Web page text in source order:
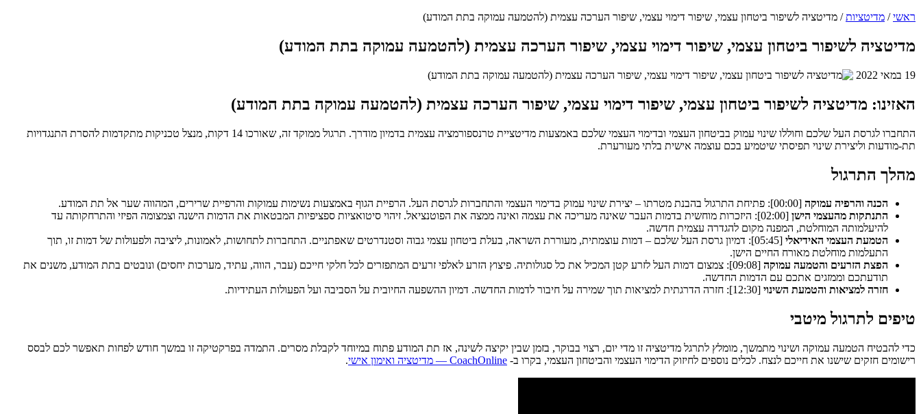
ראשי / מדיטציות / מדיטציה לשיפור ביטחון עצמי, שיפור דימוי עצמי, שיפור הערכה עצמית (להטמעה עמוקה בתת המודע)
מדיטציה לשיפור ביטחון עצמי, שיפור דימוי עצמי, שיפור הערכה עצמית (להטמעה עמוקה בתת המודע)
19 במאי 2022
האזינו: מדיטציה לשיפור ביטחון עצמי, שיפור דימוי עצמי, שיפור הערכה עצמית (להטמעה עמוקה בתת המודע)
התחברו לגרסת העל שלכם וחוללו שינוי עמוק בביטחון העצמי ובדימוי העצמי שלכם באמצעות מדיטציית טרנספורמציה עצמית בדמיון מודרך. תרגול ממוקד זה, שאורכו 14 דקות, מנצל טכניקות מתקדמות להסרת התנגדויות
תת-מודעות וליצירת שינוי תפיסתי שיטמיע בכם עוצמה אישית בלתי מעורערת.
מהלך התרגול
הכנה והרפיה עמוקה [00:00]: פתיחת התרגול בהבנת מטרתו – יצירת שינוי עמוק בדימוי העצמי והתחברות לגרסת העל. הרפיית הגוף באמצעות נשימות עמוקות והרפיית שרירים, המהווה שער אל תת המודע.
התנתקות מהעצמי הישן
[02:00]: היזכרות מוחשית בדמות העבר שאינה מעריכה את עצמה ואינה ממצה את הפוטנציאל. זיהוי סיטואציות ספציפיות המבטאות את הדמות הישנה וצמצומה הפיזי והתרחקותה עד
להיעלמותה המוחלטת, המפנה מקום להגדרה עצמית חדשה.
הטמעת העצמי האידיאלי
[05:45]: דמיון גרסת העל שלכם – דמות עוצמתית, מעוררת השראה, בעלת ביטחון עצמי גבוה וסטנדרטים שאפתניים. התחברות לתחושות, לאמונות, ליציבה ולפעולות של דמות זו, תוך
התעלמות מוחלטת מאורח החיים הישן.
הפצת הזרעים והטמעה עמוקה
[09:08]: צמצום דמות העל לזרע קטן המכיל את כל סגולותיה. פיצוץ הזרע לאלפי זרעים המתפזרים לכל חלקי חייכם (עבר, הווה, עתיד, מערכות יחסים) ונובטים בתת המודע, משנים את
תודעתכם וממזגים אתכם עם הדמות החדשה.
חזרה למציאות והטמעת השינוי [12:30]: חזרה הדרגתית למציאות תוך שמירה על חיבור לדמות החדשה. דמיון ההשפעה החיובית על הסביבה ועל הפעולות העתידיות.
טיפים לתרגול מיטבי
כדי להבטיח הטמעה עמוקה ושינוי מתמשך, מומלץ לתרגל מדיטציה זו מדי יום, רצוי בבוקר, בזמן שבין יקיצה לשינה, אז תת המודע פתוח במיוחד לקבלת מסרים. התמדה בפרקטיקה זו במשך חודש לפחות תאפשר לכם לבסס
רישומים חזקים שישנו את חייכם לנצח. לכלים נוספים לחיזוק הדימוי העצמי והביטחון העצמי, בקרו ב- CoachOnline — מדיטציה ואימון אישי .